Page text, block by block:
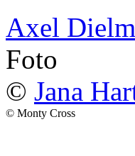
Axel
Foto
© Jana
© Monty Cross